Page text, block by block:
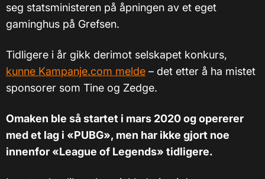
seg statsministeren på åpningen av et eget
gaminghus på Grefsen.
Tidligere i år gikk derimot selskapet konkurs,
kunne Kampanje.com melde – det etter å ha mistet
sponsorer som Tine og Zedge.
Omaken ble så startet i mars 2020 og opererer
med et lag i «PUBG», men har ikke gjort noe
innenfor «League of Legends» tidligere.